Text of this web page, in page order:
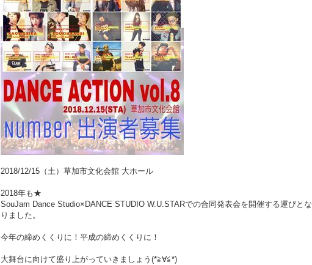
2018/12/15（土）草加市文化会館 大ホール
2018年も★
SouJam Dance Studio×DANCE STUDIO W.U.STARでの合同発表会を開催する運びとな
りました。
今年の締めくくりに！平成の締めくくりに！
大舞台に向けて盛り上がっていきましょう(*≧∀≦*)